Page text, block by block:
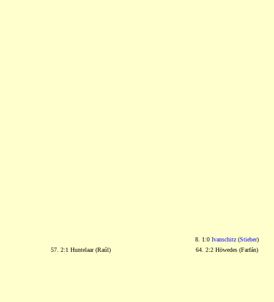
8. 1:0 Ivanschitz (Stieber)
57. 2:1 Huntelaar (Raúl)
64. 2:2 Höwedes (Farfán)